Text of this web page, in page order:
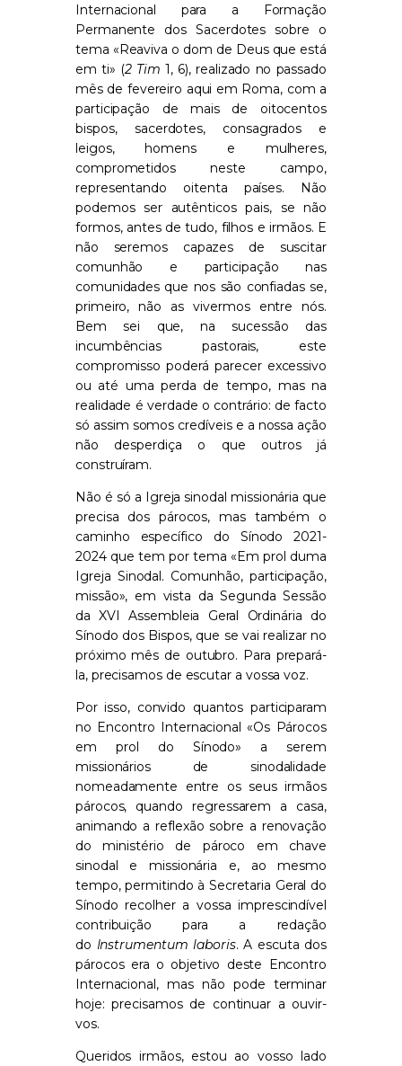
Internacional para a Formação
Permanente dos Sacerdotes sobre o
tema «Reaviva o dom de Deus que está
em ti» (2 Tim 1, 6), realizado no passado
mês de fevereiro aqui em Roma, com a
participação de mais de oitocentos
bispos, sacerdotes, consagrados e
leigos, homens e mulheres,
comprometidos neste campo,
representando oitenta países. Não
podemos ser autênticos pais, se não
formos, antes de tudo, filhos e irmãos. E
não seremos capazes de suscitar
comunhão e participação nas
comunidades que nos são confiadas se,
primeiro, não as vivermos entre nós.
Bem sei que, na sucessão das
incumbências pastorais, este
compromisso poderá parecer excessivo
ou até uma perda de tempo, mas na
realidade é verdade o contrário: de facto
só assim somos credíveis e a nossa ação
não desperdiça o que outros já
construíram.
Não é só a Igreja sinodal missionária que
precisa dos párocos, mas também o
caminho específico do Sínodo 2021-
2024 que tem por tema «Em prol duma
Igreja Sinodal. Comunhão, participação,
missão», em vista da Segunda Sessão
da XVI Assembleia Geral Ordinária do
Sínodo dos Bispos, que se vai realizar no
próximo mês de outubro. Para prepará-
la, precisamos de escutar a vossa voz.
Por isso, convido quantos participaram
no Encontro Internacional «Os Párocos
em prol do Sínodo» a serem
missionários de sinodalidade
nomeadamente entre os seus irmãos
párocos, quando regressarem a casa,
animando a reflexão sobre a renovação
do ministério de pároco em chave
sinodal e missionária e, ao mesmo
tempo, permitindo à Secretaria Geral do
Sínodo recolher a vossa imprescindível
contribuição para a redação
do Instrumentum laboris. A escuta dos
párocos era o objetivo deste Encontro
Internacional, mas não pode terminar
hoje: precisamos de continuar a ouvir-
vos.
Queridos irmãos, estou ao vosso lado